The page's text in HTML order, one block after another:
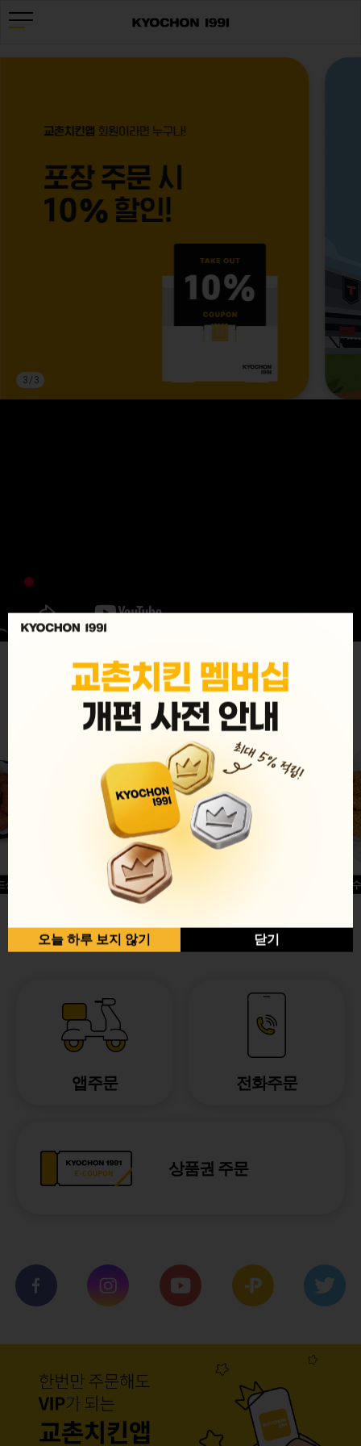
3/ 3
MENU
글윙
반반순살[레드+허니]
허니옥
앱주문 전화주문
상품권 주문
오늘 하루 보지 않기 닫기